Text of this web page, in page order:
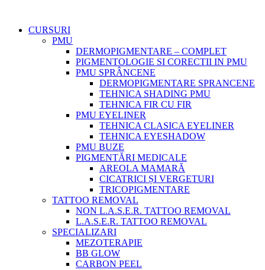
CURSURI
PMU
DERMOPIGMENTARE – COMPLET
PIGMENTOLOGIE SI CORECTII IN PMU
PMU SPRÂNCENE
DERMOPIGMENTARE SPRANCENE
TEHNICA SHADING PMU
TEHNICA FIR CU FIR
PMU EYELINER
TEHNICA CLASICA EYELINER
TEHNICA EYESHADOW
PMU BUZE
PIGMENTĂRI MEDICALE
AREOLA MAMARĂ
CICATRICI ȘI VERGETURI
TRICOPIGMENTARE
TATTOO REMOVAL
NON L.A.S.E.R. TATTOO REMOVAL
L.A.S.E.R. TATTOO REMOVAL
SPECIALIZARI
MEZOTERAPIE
BB GLOW
CARBON PEEL